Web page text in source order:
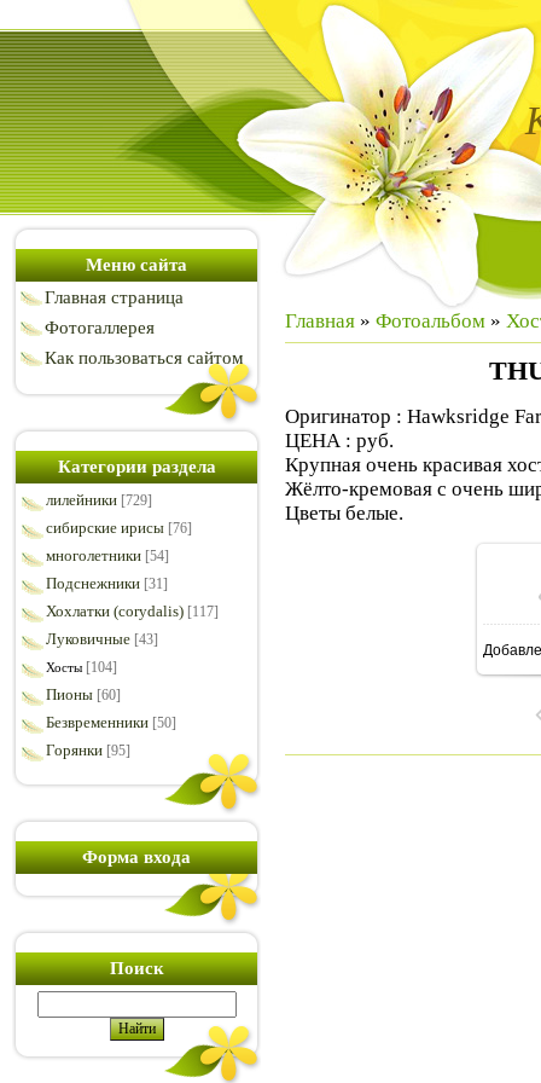
Меню сайта
Главная страница
Фотогаллерея
Как пользоваться сайтом
Категории раздела
лилейники [729]
сибирские ирисы [76]
многолетники [54]
Подснежники [31]
Хохлатки (corydalis) [117]
Луковичные [43]
Хосты [104]
Пионы [60]
Безвременники [50]
Горянки [95]
Форма входа
Поиск
Главная » Фотоальбом »
Оригинатор : Hawksridge
ЦЕНА : руб.
Крупная очень красивая
Жёлто-кремовая с очень
Цветы белые.